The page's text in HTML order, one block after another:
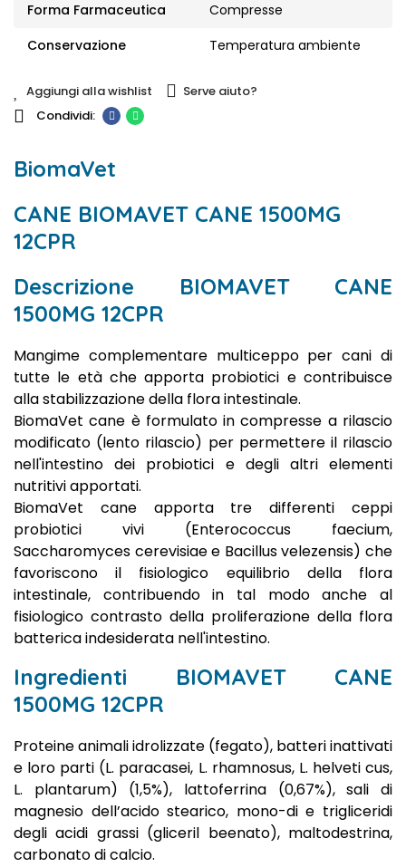
Forma Farmaceutica
Compresse
Conservazione
Temperatura ambiente
Aggiungi alla wishlist Serve aiuto?
BiomaVet
CANE BIOMAVET CANE 1500MG
12CPR
Descrizione BIOMAVET CANE
1500MG 12CPR
Mangime complementare multiceppo per cani di
tutte le età che apporta probiotici e contribuisce
alla stabilizzazione della flora intestinale.
BiomaVet cane è formulato in compresse a rilascio
modificato (lento rilascio) per permettere il rilascio
nell'intestino dei probiotici e degli altri elementi
nutritivi apportati.
BiomaVet cane apporta tre differenti ceppi
probiotici vivi (Enterococcus faecium,
Saccharomyces cerevisiae e Bacillus velezensis) che
favoriscono il fisiologico equilibrio della flora
intestinale, contribuendo in tal modo anche al
fisiologico contrasto della proliferazione della flora
batterica indesiderata nell'intestino.
Ingredienti BIOMAVET CANE
1500MG 12CPR
Proteine animali idrolizzate (fegato), batteri inattivati
e loro parti (L. paracasei, L. rhamnosus, L. helveti cus,
L. plantarum) (1,5%), lattoferrina (0,67%), sali di
magnesio dell’acido stearico, mono-di e trigliceridi
degli acidi grassi (gliceril beenato), maltodestrina,
carbonato di calcio.